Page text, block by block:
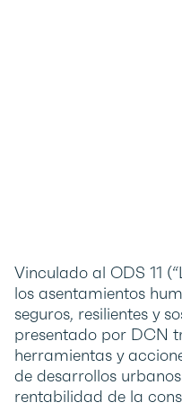
Vinculado al ODS 11
los asentamientos
seguros, resilientes y
presentado por DCN
herramientas y
de desarrollos
rentabilidad de la